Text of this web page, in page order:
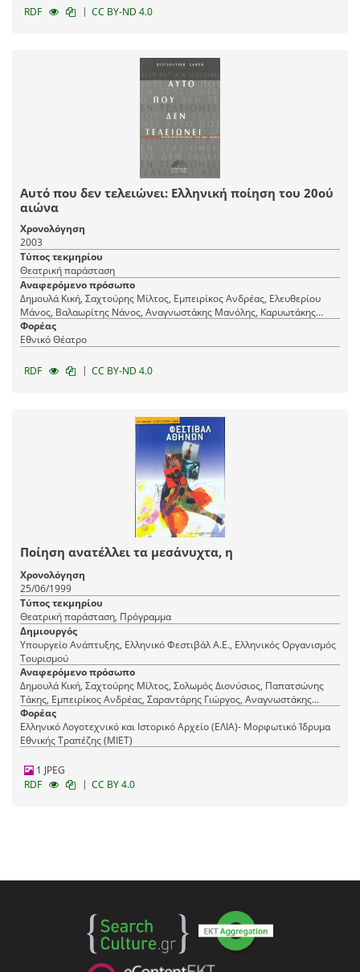
Μαβίλης Λορέντζος, Λαπαθιώτης Ναπολέων, Εγγονόπουλος Νίκος,
Πολυδούρη Μαρία, Λειβαδίτης Τάσος
RDF | CC BY-ND 4.0
Αυτό που δεν τελειώνει: Ελληνική ποίηση του 20ού
αιώνα
Χρονολόγηση
2003
Τύπος τεκμηρίου
Θεατρική παράσταση
Αναφερόμενο πρόσωπο
Δημουλά Κική, Σαχτούρης Μίλτος, Εμπειρίκος Ανδρέας, Ελευθερίου
Μάνος, Βαλαωρίτης Νάνος, Αναγνωστάκης Μανόλης, Καρυωτάκης
Κώστας, Καβάφης Κωνσταντίνος, Αλεξάνδρου Άρης, Πατρίκιος Τίτος,
Χριστιανόπουλος Ντίνος, Εγγονόπουλος Νίκος, Βαρβέρης Γιάννης,
Γιάννης, Μπάρας Αλέξανδρος, Λιοντάκης Χριστόφορος, Πορφύρας
Λάμπρος, Ελύτης Οδυσσέας, Αγγελάκη-Ρουκ Κατερίνα, Λαπαθιώτης
Φορέας
Εθνικό Θέατρο
RDF | CC BY-ND 4.0
Ποίηση ανατέλλει τα μεσάνυχτα, η
Χρονολόγηση
25/06/1999
Τύπος τεκμηρίου
Θεατρική παράσταση, Πρόγραμμα
Δημιουργός
Υπουργείο Ανάπτυξης, Ελληνικό Φεστιβάλ Α.Ε., Ελληνικός Οργανισμός
Τουρισμού
Αναφερόμενο πρόσωπο
Δημουλά Κική, Σαχτούρης Μίλτος, Σολωμός Διονύσιος, Παπατσώνης
Τάκης, Εμπειρίκος Ανδρέας, Σαραντάρης Γιώργος, Αναγνωστάκης
Μανόλης, Καρυωτάκης Κώστας, Καβάφης Κωνσταντίνος, Θέμελης
Γιώργος, Εγγονόπουλος Νίκος, Καρέλλη Ζωή, Λειβαδίτης Τάσος,
Παλαμάς Κωστής, Σικελιανός Άγγελος, Κάλβος Ανδρέας, Ρίτσος
Λαπαθιώτης Ναπολέων, Καρούζος Νίκος, Βιζυηνός Γεώργιος, Μάτσας
Αλέξανδρος, Σεφέρης Γιώργος
Φορέας
Ελληνικό Λογοτεχνικό και Ιστορικό Αρχείο (ΕΛΙΑ)- Μορφωτικό Ίδρυμα
Εθνικής Τραπέζης (ΜΙΕΤ)
1 JPEG
RDF
| CC BY 4.0